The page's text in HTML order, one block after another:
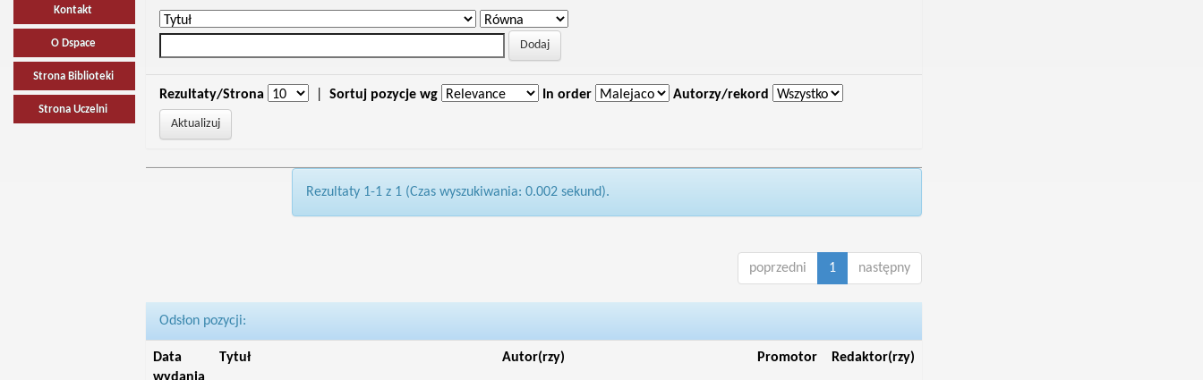
Kontakt
O Dspace
Strona Biblioteki
Strona Uczelni
Rezultaty/Strona Sortuj pozycje wg In order Autorzy/rekord
Rezultaty 1-1 z 1 (Czas wyszukiwania: 0.002 sekund).
poprzedni 1 następny
Odsłon pozycji:
Data
Tytuł Autor(rzy) Promotor Redaktor(rzy)